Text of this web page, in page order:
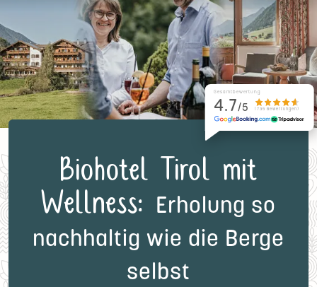
Gesamtbewertung
4.7/5 (735 Bewertungen)
Biohotel Tirol mit
Wellness: Erholung so
nachhaltig wie die Berge
selbst